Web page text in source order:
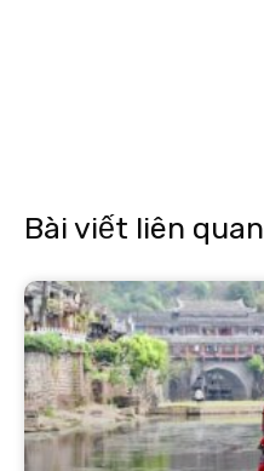
Bài viết liên quan